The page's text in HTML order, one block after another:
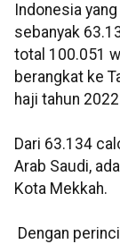
Indonesia
sebanyak
total 100.051
berangkat ke
haji tahun
Dari 63.134
Arab Saudi,
Kota Mekkah.
Dengan